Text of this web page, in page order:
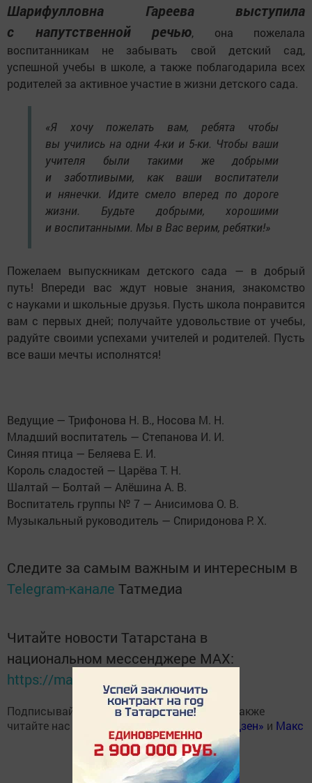
Шарифулловна Гареева выступила
с напутственной речью, она пожелала
воспитанникам не забывать свой детский сад,
успешной учебы в школе, а также поблагодарила всех
родителей за активное участие в жизни детского сада.
«Я хочу пожелать вам, ребята чтобы
вы учились на одни 4-ки и 5-ки. Чтобы ваши
учителя были такими же добрыми
и заботливыми, как ваши воспитатели
и нянечки. Идите смело вперед по дороге
жизни. Будьте добрыми, хорошими
и воспитанными. Мы в Вас верим, ребятки!»
Пожелаем выпускникам детского сада — в добрый
путь! Впереди вас ждут новые знания, знакомство
с науками и школьные друзья. Пусть школа понравится
вам с первых дней; получайте удовольствие от учебы,
радуйте своими успехами учителей и родителей. Пусть
все ваши мечты исполнятся!
Ведущие — Трифонова Н. В., Носова М. Н.
Младший воспитатель — Степанова И. И.
Синяя птица — Беляева Е. И.
Король сладостей — Царёва Т. Н.
Шалтай — Болтай — Алёшина А. В.
Воспитатель группы № 7 — Анисимова О. В.
Музыкальный руководитель — Спиридонова Р. Х.
Следите за самым важным и интересным в
Telegram-канале Татмедиа
Читайте новости Татарстана в
национальном мессенджере MАХ:
https://max.ru/tatmedia
Подписывайтесь на нашTelegram-канал
, а также
читайте нас
«Дзен» и Макс